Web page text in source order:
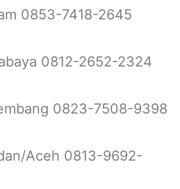
0853-7418-2645
0812-2652-2324
0823-7508-9398
Aceh 0813-9692-